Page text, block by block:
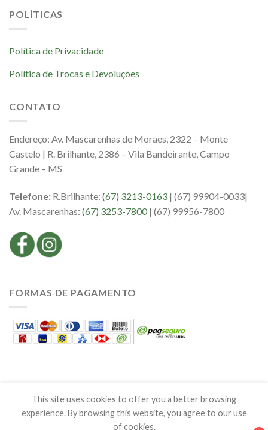
POLÍTICAS
Política de Privacidade
Política de Trocas e Devoluções
CONTATO
Endereço: Av. Mascarenhas de Moraes, 2322 – Monte
Castelo | R. Brilhante, 2386 – Vila Bandeirante, Campo
Grande – MS
Telefone: R.Brilhante: (67) 3213-0163 | (67) 99904-0033|
Av. Mascarenhas: (67) 3253-7800 | (67) 99956-7800
FORMAS DE PAGAMENTO
This site uses cookies to offer you a better browsing
experience. By browsing this website, you agree to our use
of cookies.